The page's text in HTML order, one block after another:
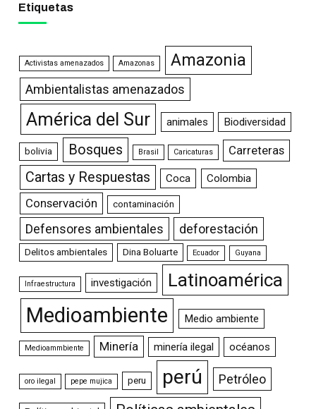
Etiquetas
Activistas amenazados Amazonas Amazonia
Ambientalistas amenazados
América del Sur animales Biodiversidad
bolivia Bosques Brasil Caricaturas Carreteras
Cartas y Respuestas Coca Colombia
Conservación contaminación
Defensores ambientales deforestación
Delitos ambientales Dina Boluarte Ecuador Guyana
Infraestructura investigación Latinoamérica
Medioambiente Medio ambiente
Medioammbiente Minería minería ilegal océanos
oro ilegal pepe mujica peru perú Petróleo